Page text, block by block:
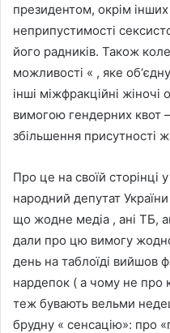
президентом, окрім
неприпустимості
його радників. Також
можливості « , яке
інші міжфракційні жіночі
вимогою гендерних квот
збільшення присутності
Про це на своїй сторінці
народний депутат
що жодне медіа , ані ТБ,
дали про цю вимогу
день на таблоїді вийшов
нардепок ( а чому не про
теж бувають вельми
брудну « сенсацію»: про